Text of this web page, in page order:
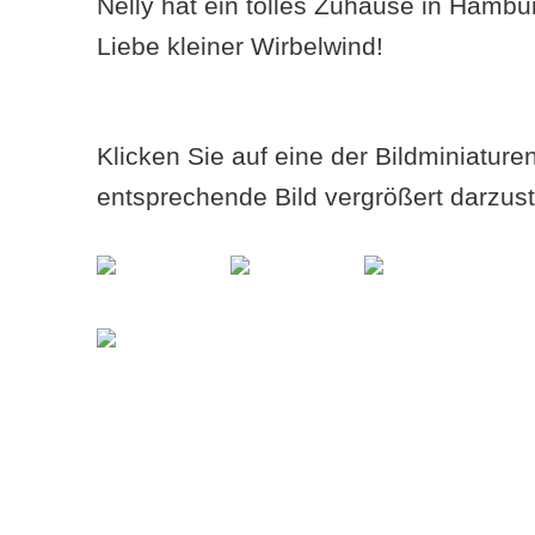
Liebe kleiner Wirbelwind!
Klicken Sie auf eine der
entsprechende Bild vergrößert